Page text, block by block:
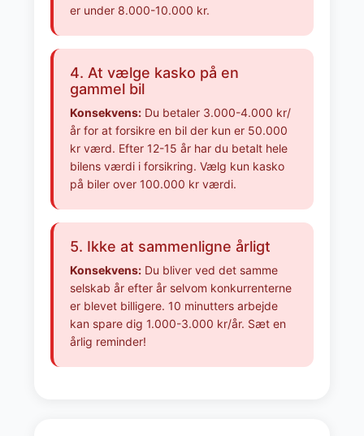
er under 8.000-10.000 kr.
4. At vælge kasko på en
gammel bil
Konsekvens: Du betaler 3.000-4.000 kr/
år for at forsikre en bil der kun er 50.000
kr værd. Efter 12-15 år har du betalt hele
bilens værdi i forsikring. Vælg kun kasko
på biler over 100.000 kr værdi.
5. Ikke at sammenligne årligt
Konsekvens: Du bliver ved det samme
selskab år efter år selvom konkurrenterne
er blevet billigere. 10 minutters arbejde
kan spare dig 1.000-3.000 kr/år. Sæt en
årlig reminder!